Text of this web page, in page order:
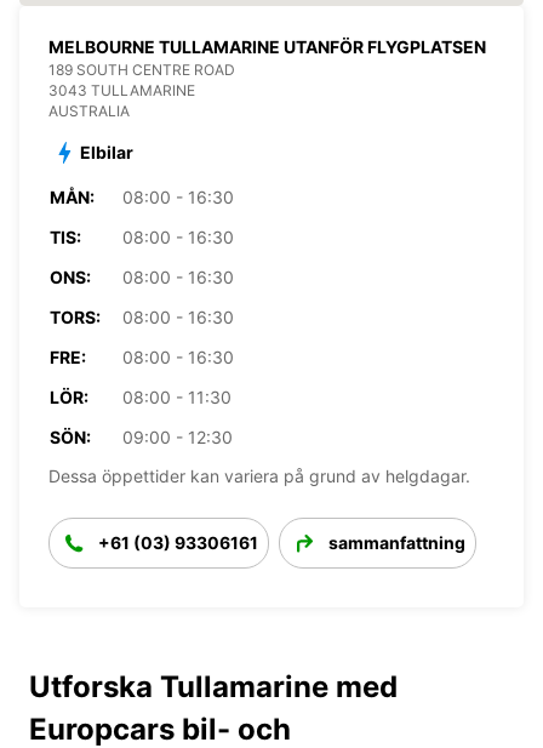
MELBOURNE TULLAMARINE UTANFÖR FLYGPLATSEN
189 SOUTH CENTRE ROAD
3043 TULLAMARINE
AUSTRALIA
Elbilar
MÅN:
08:00 - 16:30
TIS:
08:00 - 16:30
ONS:
08:00 - 16:30
TORS:
08:00 - 16:30
FRE:
08:00 - 16:30
LÖR:
08:00 - 11:30
SÖN:
09:00 - 12:30
Dessa öppettider kan variera på grund av helgdagar.
+61 (03) 93306161 sammanfattning
Utforska Tullamarine med
Europcars bil- och